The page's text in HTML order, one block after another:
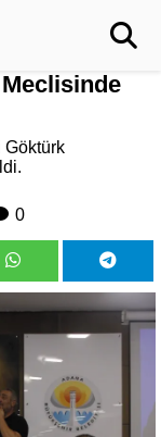
Göktürk
0